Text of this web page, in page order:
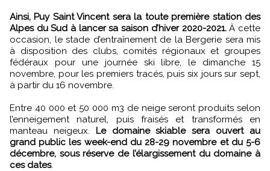
Ainsi, Puy Saint Vincent sera la toute première station des
Alpes du Sud à lancer sa saison d’hiver 2020-2021.À cette
occasion, le stade d’entraînement de la Bergerie sera mis
à disposition des clubs, comités régionaux et groupes
fédéraux pour une journée ski libre, le dimanche 15
novembre, pour les premiers tracés, puis six jours sur sept,
à partir du 16 novembre.
Entre 40 000 et 50 000 m3 de neige seront produits selon
l’enneigement naturel, puis fraisés et transformés en
manteau neigeux. Le domaine skiable sera ouvert au
grand public les week-end du 28-29 novembre et du 5-6
décembre, sous réserve de l’élargissement du domaine à
ces dates.